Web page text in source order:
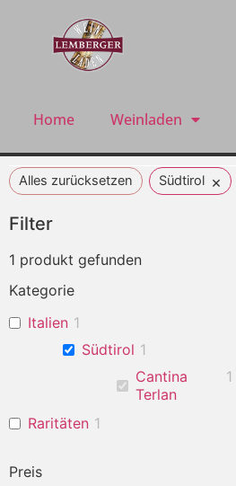
Home Weinladen
Alles zurücksetzen Südtirol ×
Filter
1 produkt gefunden
Kategorie
Italien 1
Südtirol 1
Cantina
Terlan
1
Raritäten 1
Preis